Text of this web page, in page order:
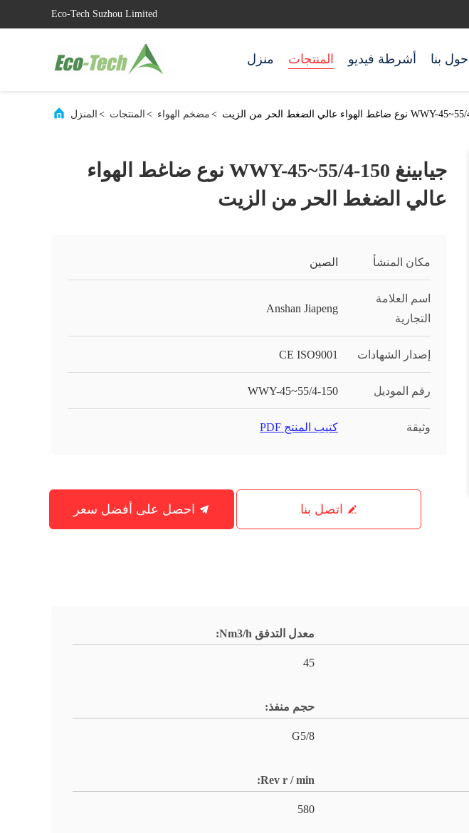
Eco-Tech Suzhou Limited
منزل المنتجات أشرطة فيديو حول بنا
المنزل > المنتجات > مضخم الهواء >
جيابينغ WWY-45~55/4-150 نوع ضاغط الهواء
عالي الضغط الحر من الزيت
مكان المنشأ الصين
اسم العلامة
التجارية
Anshan Jiapeng
إصدار الشهادات CE ISO9001
رقم الموديل WWY-45~55/4-150
وثيقة كتيب المنتج PDF
اتصل بنا
معدل التدفق Nm3/h:
45
حجم منفذ:
G5/8
Rev r / min:
580